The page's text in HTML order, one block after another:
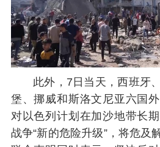
此外，7日当天，西班牙
堡、挪威和斯洛文尼亚六国
对以色列计划在加沙地带长
战争“新的危险升级”，将危及